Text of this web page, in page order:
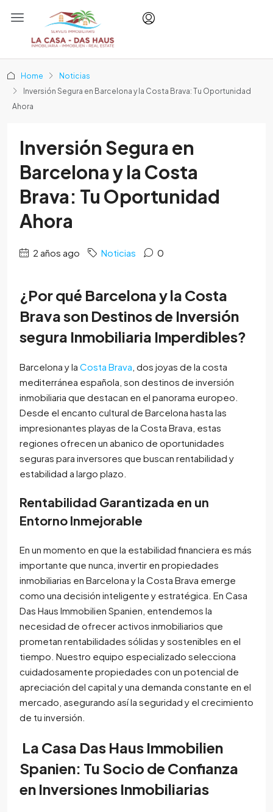
Home
Noticias
Inversión Segura en Barcelona y la Costa Brava: Tu Oportunidad
Ahora
Inversión Segura en
Barcelona y la Costa
Brava: Tu Oportunidad
Ahora
2 años ago Noticias 0
¿Por qué Barcelona y la Costa
Brava son Destinos de Inversión
segura Inmobiliaria Imperdibles?
Barcelona y la Costa Brava , dos joyas de la costa
mediterránea española, son destinos de inversión
inmobiliaria que destacan en el panorama europeo.
Desde el encanto cultural de Barcelona hasta las
impresionantes playas de la Costa Brava, estas
regiones ofrecen un abanico de oportunidades
seguras para inversores que buscan rentabilidad y
estabilidad a largo plazo.
Rentabilidad Garantizada en un
Entorno Inmejorable
En un momento en que la estabilidad financiera es más
importante que nunca, invertir en propiedades
inmobiliarias en Barcelona y la Costa Brava emerge
como una decisión inteligente y estratégica. En Casa
Das Haus Immobilien Spanien, entendemos la
necesidad de ofrecer activos inmobiliarios que
prometan rentabilidades sólidas y sostenibles en el
tiempo. Nuestro equipo especializado selecciona
cuidadosamente propiedades con un potencial de
apreciación del capital y una demanda constante en el
mercado, asegurando así la seguridad y el crecimiento
de tu inversión.
La Casa Das Haus Immobilien
Spanien: Tu Socio de Confianza
en Inversiones Inmobiliarias